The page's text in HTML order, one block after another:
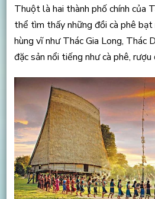
Thuột là hai thành phố chính của
thể tìm thấy những đồi cà phê bạt
hùng vĩ như Thác Gia Long, Thác
đặc sản nổi tiếng như cà phê,